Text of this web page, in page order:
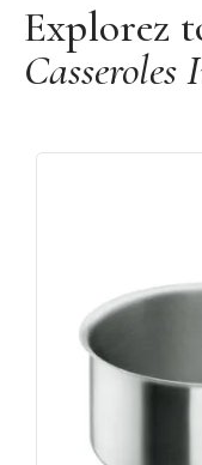
Explorez
Casseroles